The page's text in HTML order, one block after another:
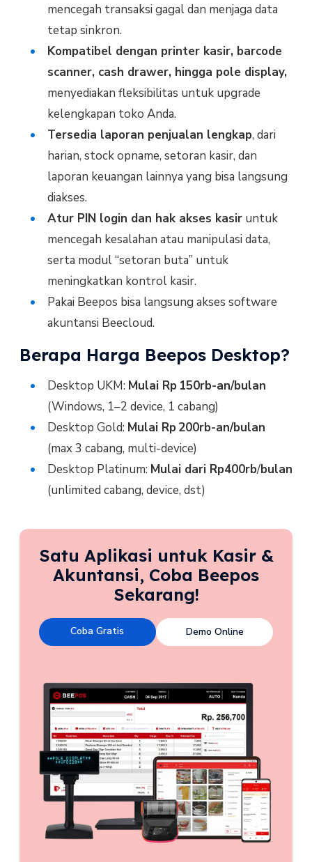
mencegah transaksi gagal dan menjaga data
tetap sinkron.
Kompatibel dengan printer kasir, barcode
scanner, cash drawer, hingga pole display,
menyediakan fleksibilitas untuk upgrade
kelengkapan toko Anda.
Tersedia laporan penjualan lengkap, dari
harian, stock opname, setoran kasir, dan
laporan keuangan lainnya yang bisa langsung
diakses.
Atur PIN login dan hak akses kasiruntuk
mencegah kesalahan atau manipulasi data,
serta modul “setoran buta” untuk
meningkatkan kontrol kasir.
Pakai Beepos bisa langsung akses software
akuntansi Beecloud.
Berapa Harga Beepos Desktop?
Desktop UKM: Mulai Rp 150rb-an/bulan
(Windows, 1–2 device, 1 cabang)
Desktop Gold: Mulai Rp 200rb-an/bulan
(max 3 cabang, multi-device)
Desktop Platinum: Mulai dari Rp400rb/bulan
(unlimited cabang, device, dst)
Satu Aplikasi untuk Kasir &
Akuntansi, Coba Beepos
Sekarang!
Coba Gratis Demo Online